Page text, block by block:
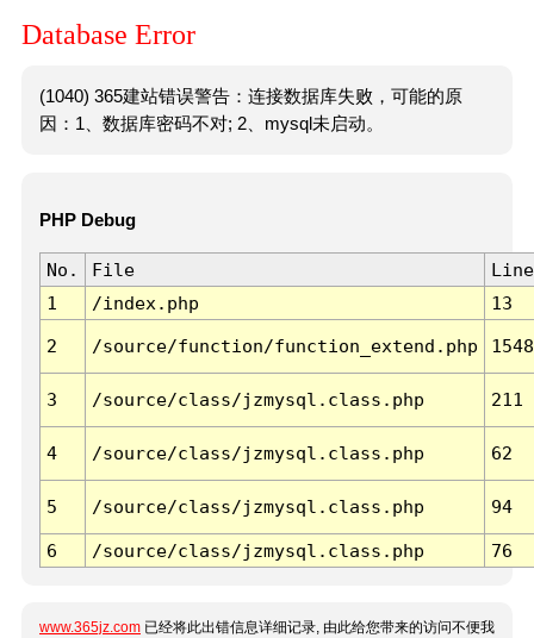
Database Error
(1040) 365建站错误警告：连接数据库失败，可能的原
因：1、数据库密码不对; 2、mysql未启动。
PHP Debug
No. File
Line
1
/index.php 13
2 /source/function/function_extend.php 1548
3 /source/class/jzmysql.class.php 211
4 /source/class/jzmysql.class.php 62
5 /source/class/jzmysql.class.php 94
6 /source/class/jzmysql.class.php 76
www.365jz.com 已经将此出错信息详细记录, 由此给您带来的访问不便我